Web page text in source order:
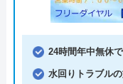
24時間年中無休
水回りトラブル